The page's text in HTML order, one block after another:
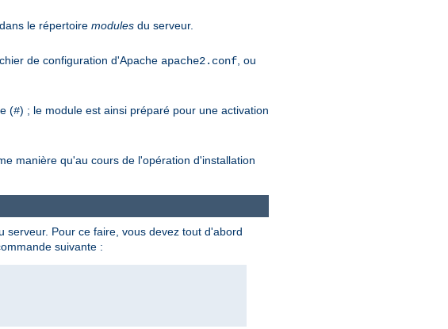
le répertoire modules du serveur.
de configuration d'Apache apache2.conf , ou
(#) ; le module est ainsi préparé pour une activation
manière qu'au cours de l'opération d'installation
serveur. Pour ce faire, vous devez tout d'abord
suivante :